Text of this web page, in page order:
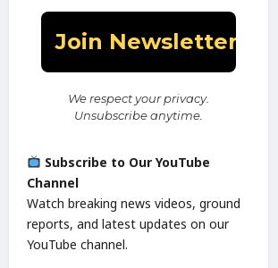
We respect your privacy.
Unsubscribe anytime.
Subscribe to Our YouTube
Channel
Watch breaking news videos, ground
reports, and latest updates on our
YouTube channel.